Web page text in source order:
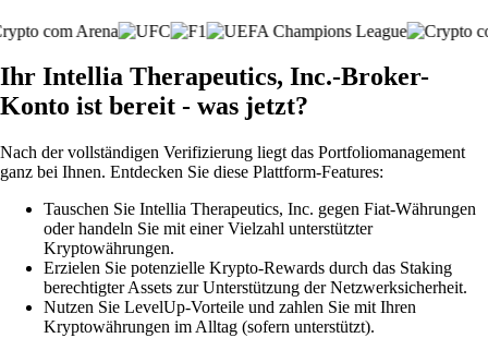
Ihr Intellia Therapeutics, Inc.-Broker-
Konto ist bereit - was jetzt?
Nach der vollständigen Verifizierung liegt das Portfoliomanagement
ganz bei Ihnen. Entdecken Sie diese Plattform-Features:
Tauschen Sie Intellia Therapeutics, Inc. gegen Fiat-Währungen
oder handeln Sie mit einer Vielzahl unterstützter
Kryptowährungen.
Erzielen Sie potenzielle Krypto-Rewards durch das Staking
berechtigter Assets zur Unterstützung der Netzwerksicherheit.
Nutzen Sie LevelUp-Vorteile und zahlen Sie mit Ihren
Kryptowährungen im Alltag (sofern unterstützt).